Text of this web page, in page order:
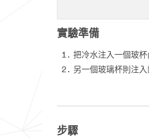
實驗準備
把冷水注入一個玻杯
另一個玻璃杯則注
步驟